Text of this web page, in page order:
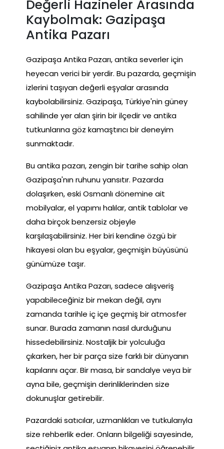
Değerli Hazineler Arasında
Kaybolmak: Gazipaşa
Antika Pazarı
Gazipaşa Antika Pazarı, antika severler için
heyecan verici bir yerdir. Bu pazarda, geçmişin
izlerini taşıyan değerli eşyalar arasında
kaybolabilirsiniz. Gazipaşa, Türkiye'nin güney
sahilinde yer alan şirin bir ilçedir ve antika
tutkunlarına göz kamaştırıcı bir deneyim
sunmaktadır.
Bu antika pazarı, zengin bir tarihe sahip olan
Gazipaşa'nın ruhunu yansıtır. Pazarda
dolaşırken, eski Osmanlı dönemine ait
mobilyalar, el yapımı halılar, antik tablolar ve
daha birçok benzersiz objeyle
karşılaşabilirsiniz. Her biri kendine özgü bir
hikayesi olan bu eşyalar, geçmişin büyüsünü
günümüze taşır.
Gazipaşa Antika Pazarı, sadece alışveriş
yapabileceğiniz bir mekan değil, aynı
zamanda tarihle iç içe geçmiş bir atmosfer
sunar. Burada zamanın nasıl durduğunu
hissedebilirsiniz. Nostaljik bir yolculuğa
çıkarken, her bir parça size farklı bir dünyanın
kapılarını açar. Bir masa, bir sandalye veya bir
ayna bile, geçmişin derinliklerinden size
dokunuşlar getirebilir.
Pazardaki satıcılar, uzmanlıkları ve tutkularıyla
size rehberlik eder. Onların bilgeliği sayesinde,